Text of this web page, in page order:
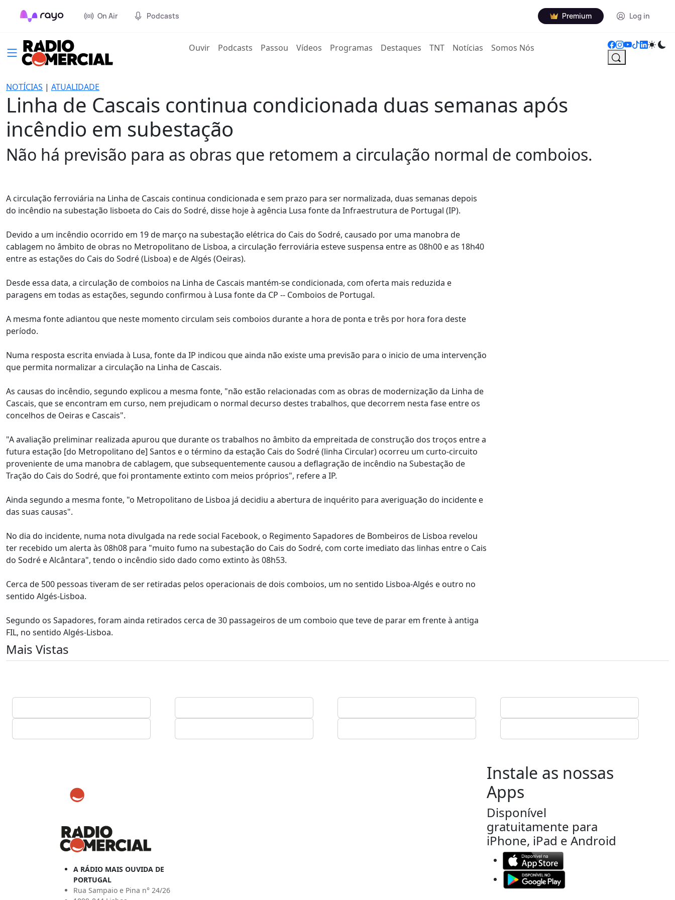
On Air Podcasts Premium Log in
Ouvir(current)
Podcasts Passou Vídeos Programas Destaques TNT Notícias Somos Nós
NOTÍCIAS | ATUALIDADE
Linha de Cascais continua condicionada duas semanas após
incêndio em subestação
Não há previsão para as obras que retomem a circulação normal de comboios.
A circulação ferroviária na Linha de Cascais continua condicionada e sem prazo para ser normalizada, duas semanas depois
do incêndio na subestação lisboeta do Cais do Sodré, disse hoje à agência Lusa fonte da Infraestrutura de Portugal (IP).
Devido a um incêndio ocorrido em 19 de março na subestação elétrica do Cais do Sodré, causado por uma manobra de
cablagem no âmbito de obras no Metropolitano de Lisboa, a circulação ferroviária esteve suspensa entre as 08h00 e as 18h40
entre as estações do Cais do Sodré (Lisboa) e de Algés (Oeiras).
Desde essa data, a circulação de comboios na Linha de Cascais mantém-se condicionada, com oferta mais reduzida e
paragens em todas as estações, segundo confirmou à Lusa fonte da CP -- Comboios de Portugal.
A mesma fonte adiantou que neste momento circulam seis comboios durante a hora de ponta e três por hora fora deste
período.
Numa resposta escrita enviada à Lusa, fonte da IP indicou que ainda não existe uma previsão para o inicio de uma intervenção
que permita normalizar a circulação na Linha de Cascais.
As causas do incêndio, segundo explicou a mesma fonte, "não estão relacionadas com as obras de modernização da Linha de
Cascais, que se encontram em curso, nem prejudicam o normal decurso destes trabalhos, que decorrem nesta fase entre os
concelhos de Oeiras e Cascais".
"A avaliação preliminar realizada apurou que durante os trabalhos no âmbito da empreitada de construção dos troços entre a
futura estação [do Metropolitano de] Santos e o término da estação Cais do Sodré (linha Circular) ocorreu um curto-circuito
proveniente de uma manobra de cablagem, que subsequentemente causou a deflagração de incêndio na Subestação de
Tração do Cais do Sodré, que foi prontamente extinto com meios próprios", refere a IP.
Ainda segundo a mesma fonte, "o Metropolitano de Lisboa já decidiu a abertura de inquérito para averiguação do incidente e
das suas causas".
No dia do incidente, numa nota divulgada na rede social Facebook, o Regimento Sapadores de Bombeiros de Lisboa revelou
ter recebido um alerta às 08h08 para "muito fumo na subestação do Cais do Sodré, com corte imediato das linhas entre o Cais
do Sodré e Alcântara", tendo o incêndio sido dado como extinto às 08h53.
Cerca de 500 pessoas tiveram de ser retiradas pelos operacionais de dois comboios, um no sentido Lisboa-Algés e outro no
sentido Algés-Lisboa.
Segundo os Sapadores, foram ainda retirados cerca de 30 passageiros de um comboio que teve de parar em frente à antiga
FIL, no sentido Algés-Lisboa.
Mais Vistas
A RÁDIO MAIS OUVIDA DE
PORTUGAL
Rua Sampaio e Pina n° 24/26
Instale as nossas
Apps
Disponível
gratuitamente para
iPhone, iPad e Android